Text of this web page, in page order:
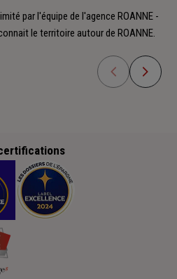
par l'équipe de l'agence ROANNE -
le territoire autour de ROANNE.